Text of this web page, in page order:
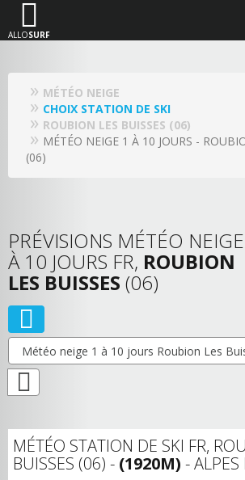
ALLOSURF
MÉTÉO NEIGE
CHOIX STATION DE SKI
ROUBION LES BUISSES (06)
MÉTÉO NEIGE 1 À 10 JOURS -
(06)
PRÉVISIONS MÉTÉO
À 10 JOURS FR, ROUBION
LES BUISSES (06)
MÉTÉO STATION DE SKI FR,
BUISSES (06) - (1920M) -